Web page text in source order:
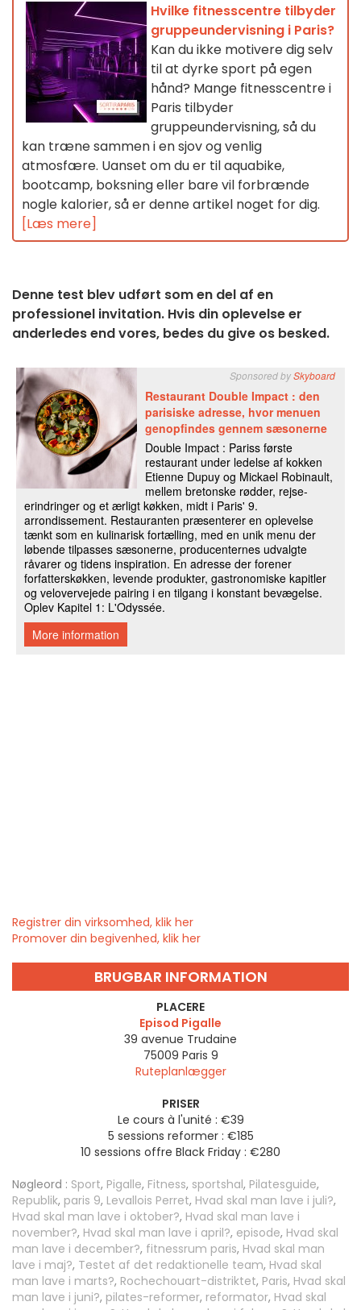
Hvilke fitnesscentre tilbyder
gruppeundervisning i Paris?
Kan du ikke motivere dig selv
til at dyrke sport på egen
hånd? Mange fitnesscentre i
Paris tilbyder
gruppeundervisning, så du
kan træne sammen i en sjov og venlig
atmosfære. Uanset om du er til aquabike,
bootcamp, boksning eller bare vil forbrænde
nogle kalorier, så er denne artikel noget for dig.
[Læs mere]
Denne test blev udført som en del af en
professionel invitation. Hvis din oplevelse er
anderledes end vores, bedes du give os besked.
Registrer din virksomhed, klik her
Promover din begivenhed, klik her
BRUGBAR INFORMATION
PLACERE
Episod Pigalle
39 avenue Trudaine
75009 Paris 9
Ruteplanlægger
PRISER
Le cours à l'unité : €39
5 sessions reformer : €185
10 sessions offre Black Friday : €280
Nøgleord : Sport, Pigalle, Fitness, sportshal, Pilatesguide,
Republik, paris 9, Levallois Perret, Hvad skal man lave i juli?,
Hvad skal man lave i oktober?, Hvad skal man lave i
november?, Hvad skal man lave i april?, episode, Hvad skal
man lave i december?, fitnessrum paris, Hvad skal man
lave i maj?, Testet af det redaktionelle team, Hvad skal
man lave i marts?, Rochechouart-distriktet, Paris, Hvad skal
man lave i juni?, pilates-reformer, reformator, Hvad skal